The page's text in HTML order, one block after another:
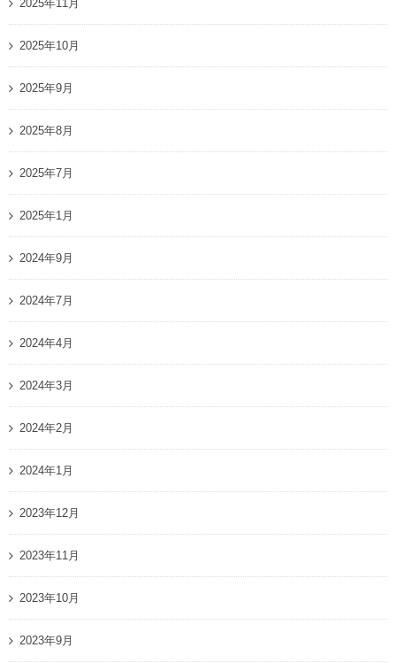
2025年11月
2025年10月
2025年9月
2025年8月
2025年7月
2025年1月
2024年9月
2024年7月
2024年4月
2024年3月
2024年2月
2024年1月
2023年12月
2023年11月
2023年10月
2023年9月